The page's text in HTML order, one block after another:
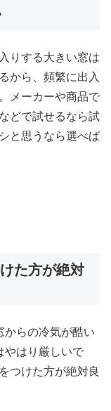
りする大きい窓は
から、頻繁に出入
メーカーや商品で
どで試せるなら試
と思うなら選べば
た方が絶対
からの冷気が酷い
やはり厳しいで
つけた方が絶対良